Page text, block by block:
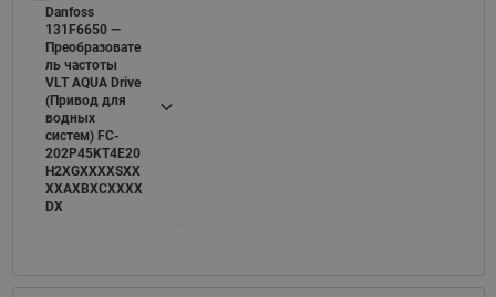
Danfoss
131F6650 —
Преобразовате
ль частоты
VLT AQUA Drive
(Привод для
водных
систем) FC-
202P45KT4E20
H2XGXXXXSXX
XXAXBXCXXXX
DX